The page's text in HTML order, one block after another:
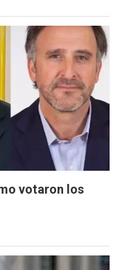
votaron los